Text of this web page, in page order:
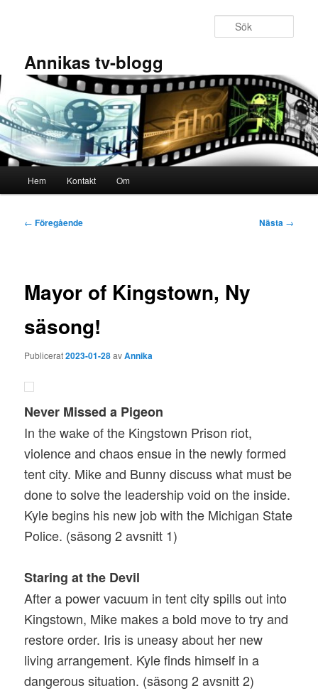
Annikas tv-blogg
Hem Kontakt Om
Inläggsnavigering
← Föregående Nästa →
Mayor of Kingstown, Ny
säsong!
Publicerat2023-01-28avAnnika
Never Missed a Pigeon
In the wake of the Kingstown Prison riot,
violence and chaos ensue in the newly formed
tent city. Mike and Bunny discuss what must be
done to solve the leadership void on the inside.
Kyle begins his new job with the Michigan State
Police. (säsong 2 avsnitt 1)
Staring at the Devil
After a power vacuum in tent city spills out into
Kingstown, Mike makes a bold move to try and
restore order. Iris is uneasy about her new
living arrangement. Kyle finds himself in a
dangerous situation. (säsong 2 avsnitt 2)